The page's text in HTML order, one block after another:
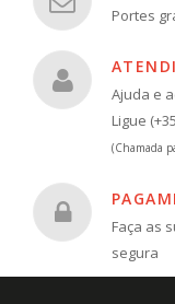
Portes
Ajuda e
Ligue
(Chamada
Faça as
segura